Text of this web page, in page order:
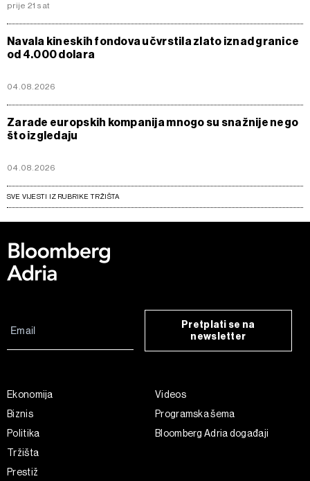
prije 21 sat
Navala kineskih fondova učvrstila zlato iznad granice
od 4.000 dolara
04.08.2026
Zarade europskih kompanija mnogo su snažnije nego
što izgledaju
04.08.2026
SVE VIJESTI IZ RUBRIKE TRŽIŠTA
Pretplati se na
newsletter
Ekonomija
Biznis
Politika
Tržišta
Prestiž
Videos
Programska šema
Bloomberg Adria događaji